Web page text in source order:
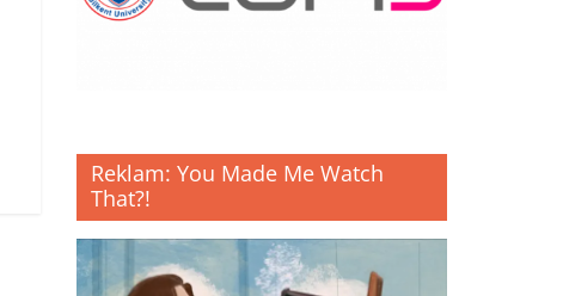
Reklam: You Made Me Watch
That?!